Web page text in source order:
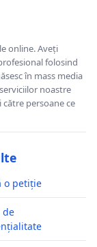
online. Aveți
folosind
în mass media
noastre
persoane ce
o petiție
de